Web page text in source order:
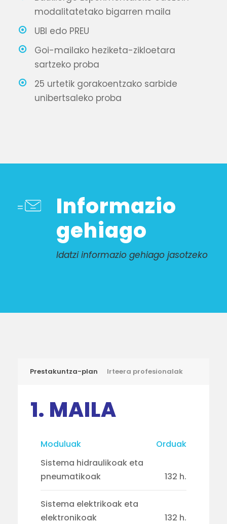
modalitatetako bigarren maila
UBI edo PREU
Goi-mailako heziketa-zikloetara
sartzeko proba
25 urtetik gorakoentzako sarbide
unibertsaleko proba
Informazio
gehiago
Idatzi informazio gehiago jasotzeko
Prestakuntza-plan Irteera profesionalak
1. MAILA
Moduluak
Orduak
Sistema hidraulikoak eta
pneumatikoak
132 h.
Sistema elektrikoak eta
elektronikoak
132 h.